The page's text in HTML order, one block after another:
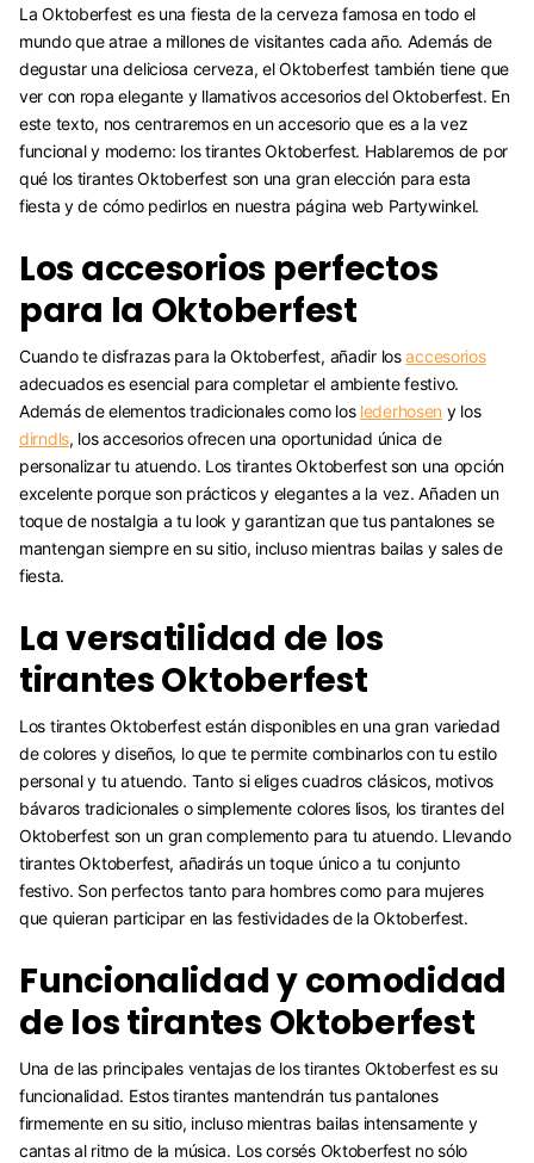
La Oktoberfest es una fiesta de la cerveza famosa en todo el
mundo que atrae a millones de visitantes cada año. Además de
degustar una deliciosa cerveza, el Oktoberfest también tiene que
ver con ropa elegante y llamativos accesorios del Oktoberfest. En
este texto, nos centraremos en un accesorio que es a la vez
funcional y moderno: los tirantes Oktoberfest. Hablaremos de por
qué los tirantes Oktoberfest son una gran elección para esta
fiesta y de cómo pedirlos en nuestra página web Partywinkel.
Los accesorios perfectos
para la Oktoberfest
Cuando te disfrazas para la Oktoberfest, añadir losaccesorios
adecuados es esencial para completar el ambiente festivo.
Además de elementos tradicionales como los lederhosen y los
dirndls, los accesorios ofrecen una oportunidad única de
personalizar tu atuendo. Los tirantes Oktoberfest son una opción
excelente porque son prácticos y elegantes a la vez. Añaden un
toque de nostalgia a tu look y garantizan que tus pantalones se
mantengan siempre en su sitio, incluso mientras bailas y sales de
fiesta.
La versatilidad de los
tirantes Oktoberfest
Los tirantes Oktoberfest están disponibles en una gran variedad
de colores y diseños, lo que te permite combinarlos con tu estilo
personal y tu atuendo. Tanto si eliges cuadros clásicos, motivos
bávaros tradicionales o simplemente colores lisos, los tirantes del
Oktoberfest son un gran complemento para tu atuendo. Llevando
tirantes Oktoberfest, añadirás un toque único a tu conjunto
festivo. Son perfectos tanto para hombres como para mujeres
que quieran participar en las festividades de la Oktoberfest.
Funcionalidad y comodidad
de los tirantes Oktoberfest
Una de las principales ventajas de los tirantes Oktoberfest es su
funcionalidad. Estos tirantes mantendrán tus pantalones
firmemente en su sitio, incluso mientras bailas intensamente y
cantas al ritmo de la música. Los corsés Oktoberfest no sólo